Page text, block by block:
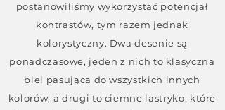
postanowiliśmy wykorzystać potencjał
kontrastów, tym razem jednak
kolorystyczny. Dwa desenie są
ponadczasowe, jeden z nich to klasyczna
biel pasująca do wszystkich innych
kolorów, a drugi to ciemne lastryko, które